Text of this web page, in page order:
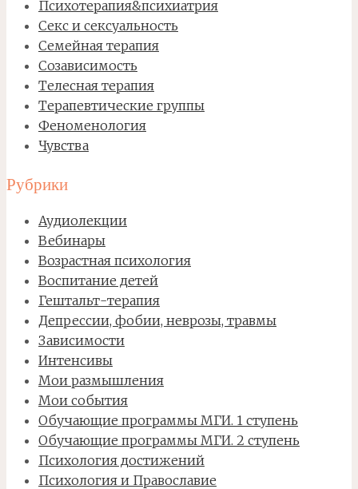
Психотерапия&психиатрия
Секс и сексуальность
Семейная терапия
Созависимость
Телесная терапия
Терапевтические группы
Феноменология
Чувства
Рубрики
Аудиолекции
Вебинары
Возрастная психология
Воспитание детей
Гештальт-терапия
Депрессии, фобии, неврозы, травмы
Зависимости
Интенсивы
Мои размышления
Мои события
Обучающие программы МГИ. 1 ступень
Обучающие программы МГИ. 2 ступень
Психология достижений
Психология и Православие